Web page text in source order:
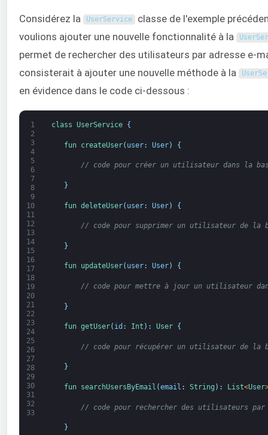
Considérez la UserService classe de l'exemple
voulions ajouter une nouvelle fonctionnalité à la
permet de rechercher des utilisateurs par adresse e-
consisterait à ajouter une nouvelle méthode à la
en évidence dans le code ci-dessous :
1
2
3
4
5
6
7
8
9
10
11
12
13
14
15
16
17
18
19
20
21
22
23
24
25
26
27
28
29
30
31
32
33
class UserService {
fun createUser( user: User) {
// code pour créer un utilisateur dans la
}
fun deleteUser( user: User) {
// code pour supprimer un utilisateur de la
}
fun updateUser( user: User) {
// code pour mettre à jour un utilisateur
}
fun getUser( id : Int ) : User {
// code pour récupérer un utilisateur de la
}
fun searchUsersByEmail (email : String ) : List<User
// code pour rechercher des utilisateurs par
}